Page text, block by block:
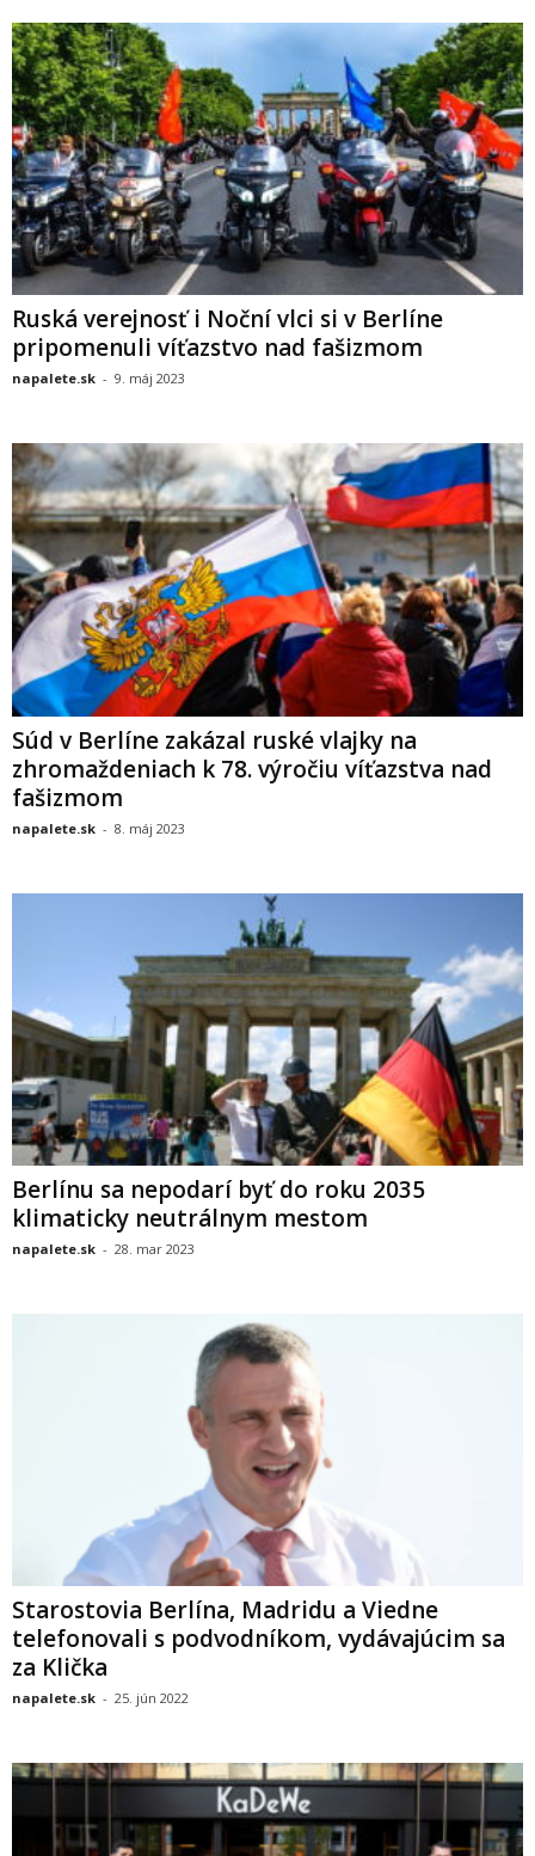
Ruská verejnosť i Noční vlci si v Berlíne
pripomenuli víťazstvo nad fašizmom
napalete.sk - 9. máj 2023
Súd v Berlíne zakázal ruské vlajky na
zhromaždeniach k 78. výročiu víťazstva nad
fašizmom
napalete.sk - 8. máj 2023
Berlínu sa nepodarí byť do roku 2035
klimaticky neutrálnym mestom
napalete.sk - 28. mar 2023
Starostovia Berlína, Madridu a Viedne
telefonovali s podvodníkom, vydávajúcim sa
za Klička
napalete.sk - 25. jún 2022